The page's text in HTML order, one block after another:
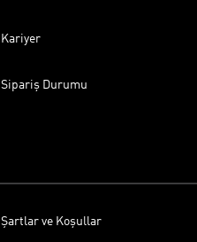
Kariyer
Sipariş Durumu
Şartlar ve Koşullar